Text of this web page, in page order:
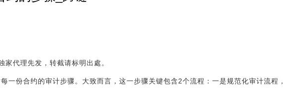
家代理先发，转截请标明出處。
一份合约的审计步骤。大致而言，这一步骤关键包含2个流程：一是规范化审计流程，